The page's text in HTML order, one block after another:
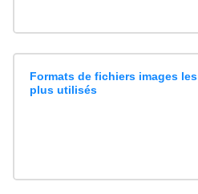
Formats de fichiers images les
plus utilisés